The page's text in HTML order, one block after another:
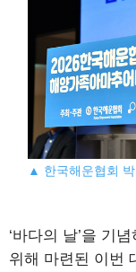
▲ 한국해운협회
‘바다의 날’을 기
위해 마련된 이번